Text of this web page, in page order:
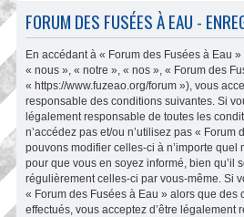
FORUM DES FUSÉES À EAU -
En accédant à « Forum des Fusées à Eau
« nous », « notre », « nos », « Forum des
« https://www.fuzeao.org/forum »), vous
responsable des conditions suivantes. Si
légalement responsable de toutes les
n’accédez pas et/ou n’utilisez pas « Forum
pouvons modifier celles-ci à n’importe quel
pour que vous en soyez informé, bien qu’il
régulièrement celles-ci par vous-même. Si
« Forum des Fusées à Eau » alors que des
effectués, vous acceptez d’être légalement